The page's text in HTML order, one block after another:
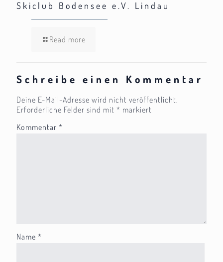
Skiclub Bodensee e.V. Lindau
Read more
Schreibe einen Kommentar
Deine E-Mail-Adresse wird nicht veröffentlicht.
Erforderliche Felder sind mit * markiert
Kommentar *
Name *